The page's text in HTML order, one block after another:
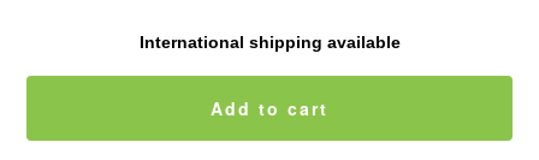
International shipping available
Add to cart